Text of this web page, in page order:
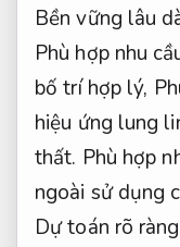
Bền vững lâu
Phù hợp nhu
bố trí hợp lý,
hiệu ứng lung
thất. Phù hợp
ngoài sử dụng
Dự toán rõ